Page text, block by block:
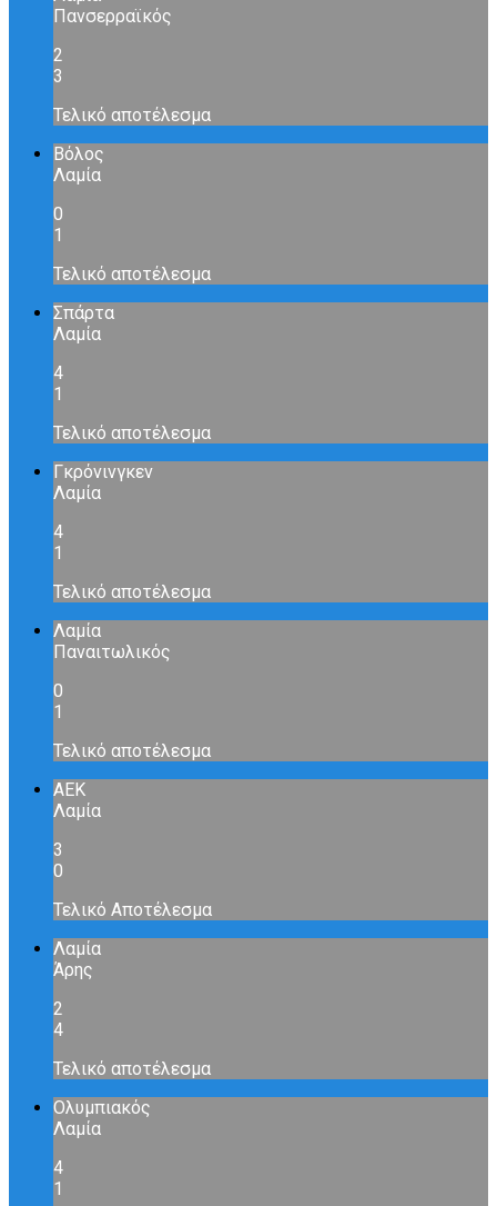
Πανσερραϊκός
2
3
Τελικό αποτέλεσμα
Βόλος
Λαμία
0
1
Τελικό αποτέλεσμα
Σπάρτα
Λαμία
4
1
Τελικό αποτέλεσμα
Γκρόνινγκεν
Λαμία
4
1
Τελικό αποτέλεσμα
Λαμία
Παναιτωλικός
0
1
Τελικό αποτέλεσμα
ΑΕΚ
Λαμία
3
0
Τελικό Αποτέλεσμα
Λαμία
Άρης
2
4
Τελικό αποτέλεσμα
Ολυμπιακός
Λαμία
4
1